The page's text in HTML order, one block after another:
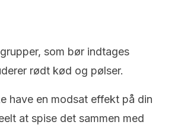
som bør indtages
rødt kød og pølser.
have en modsat effekt på din
at spise det sammen med